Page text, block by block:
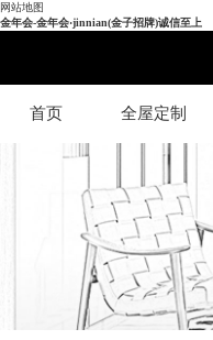
网站地图
金年会-金年会·jinnian(金子招牌)诚信至上
首页 全屋定制